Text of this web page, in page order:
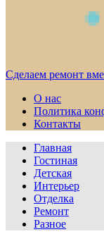
Сделаем ремонт
О нас
Политика
Контакты
Главная
Гостиная
Детская
Интерьер
Отделка
Ремонт
Разное